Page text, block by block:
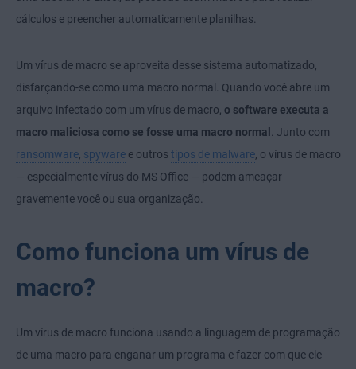
cálculos e preencher automaticamente planilhas.
Um vírus de macro se aproveita desse sistema automatizado,
disfarçando-se como uma macro normal. Quando você abre um
arquivo infectado com um vírus de macro, o software executa a
macro maliciosa como se fosse uma macro normal . Junto com
ransomware, spyware e outros tipos de malware, o vírus de macro
— especialmente vírus do MS Office — podem ameaçar
gravemente você ou sua organização.
Como funciona um vírus de
macro?
Um vírus de macro funciona usando a linguagem de programação
de uma macro para enganar um programa e fazer com que ele